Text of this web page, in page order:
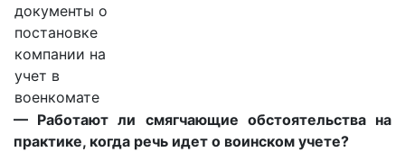
документы о
постановке
компании на
учет в
военкомате
— Работают ли смягчающие обстоятельства на
практике, когда речь идет о воинском учете?